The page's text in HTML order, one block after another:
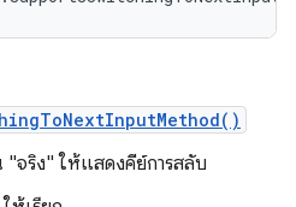
"จริง" ให้แสดงคีย์การสลับ